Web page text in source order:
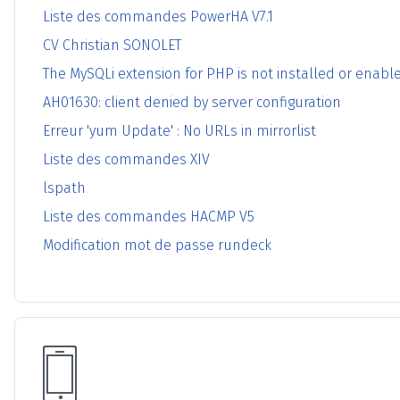
Liste des commandes PowerHA V7.1
CV Christian SONOLET
The MySQLi extension for PHP is not installed or
AH01630: client denied by server configuration
Erreur 'yum Update' : No URLs in mirrorlist
Liste des commandes XIV
lspath
Liste des commandes HACMP V5
Modification mot de passe rundeck